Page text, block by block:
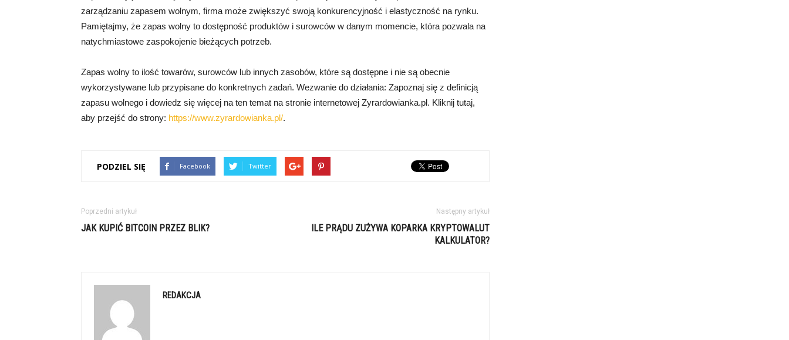
zarządzaniu zapasem wolnym, firma może zwiększyć swoją konkurencyjność i elastyczność na rynku.
Pamiętajmy, że zapas wolny to dostępność produktów i surowców w danym momencie, która pozwala na
natychmiastowe zaspokojenie bieżących potrzeb.
Zapas wolny to ilość towarów, surowców lub innych zasobów, które są dostępne i nie są obecnie
wykorzystywane lub przypisane do konkretnych zadań. Wezwanie do działania: Zapoznaj się z definicją
zapasu wolnego i dowiedz się więcej na ten temat na stronie internetowej Zyrardowianka.pl. Kliknij tutaj,
aby przejść do strony: https://www.zyrardowianka.pl/.
PODZIEL SIĘ Facebook Twitter
Poprzedni artykuł
JAK KUPIĆ BITCOIN PRZEZ BLIK?
Następny artykuł
ILE PRĄDU ZUŻYWA KOPARKA KRYPTOWALUT
KALKULATOR?
REDAKCJA